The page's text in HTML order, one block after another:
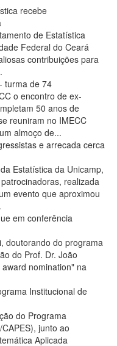
recebe
de Estatística
Federal do Ceará
contribuições para
turma de 74
o encontro de ex-
50 anos de
reuniram no IMECC
almoço de...
e arrecada cerca
Estatística da Unicamp,
realizada
evento que aproximou
em conferência
doutorando do programa
do Prof. Dr. João
nomination" na
Institucional de
do Programa
junto ao
Aplicada